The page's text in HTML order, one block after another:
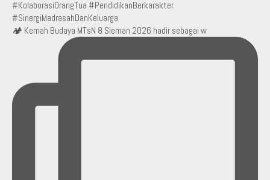
🏕️ Kemah Budaya MTsN 8 Sleman 2026 hadir sebagai w